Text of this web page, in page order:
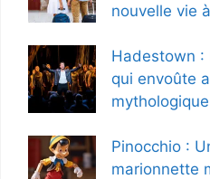
nouvelle vie
Hadestown :
qui envoûte
mythologique
Pinocchio :
marionnette